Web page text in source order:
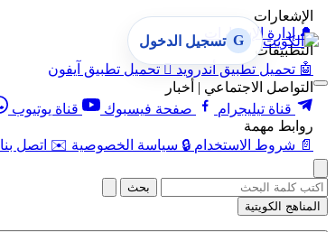
الإشعارات
🔔 إدارة الإشعارات
التطبيقات
🤖 تحميل تطبيق أندرويد  تحميل تطبيق آيفون
التواصل الاجتماعي | أخبار
قناة تيليجرام
صفحة فيسبوك قناة يوتيوب
روابط مهمة
📄 شروط الاستخدام 🔒 سياسة الخصوصية ✉️ اتصل بنا
G تسجيل الدخول
بحث
المناهج الكويتية